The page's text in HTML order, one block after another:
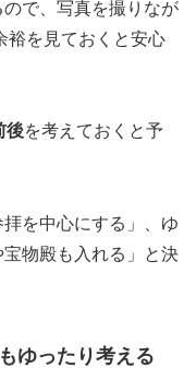
で、写真を撮りなが
裕を見ておくと安心
後を考えておくと予
を中心にする」、ゆ
物殿も入れる」と決
ゆったり考える